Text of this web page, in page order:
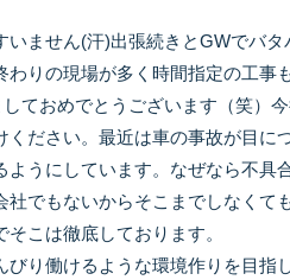
ません(汗)出張続きとGWでバ
りの現場が多く時間指定の工事
ておめでとうございます（笑）
ださい。最近は車の事故が目
うにしています。なぜなら不具
でもないからそこまでしなくて
こは徹底しております。
り働けるような環境作りを目指